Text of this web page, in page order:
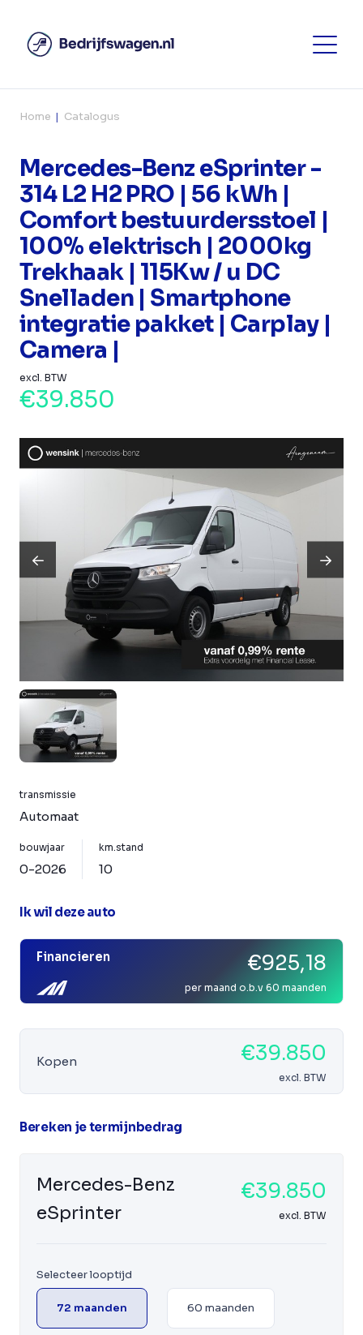
Home Catalogus
Mercedes-Benz eSprinter -
314 L2 H2 PRO | 56 kWh |
Comfort bestuurdersstoel |
100% elektrisch | 2000kg
Trekhaak | 115Kw / u DC
Snelladen | Smartphone
integratie pakket | Carplay |
Camera |
excl. BTW
€39.850
transmissie
Automaat
bouwjaar
0-2026
km.stand
10
Ik wil deze auto
Financieren €925,18
per maand o.b.v 60 maanden
Kopen €39.850
excl. BTW
Bereken je termijnbedrag
Mercedes-Benz
eSprinter
€39.850
excl. BTW
Selecteer looptijd
72 maanden 60 maanden